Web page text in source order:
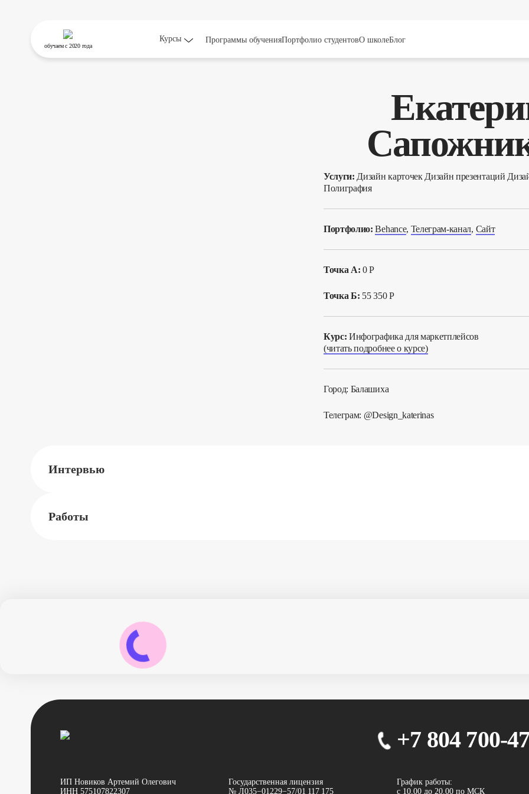
обучаемс 2020 года
Курсы Программы обученияПортфолио студентовО школеБлог
Услуги: Дизайн карточек Дизайн презентаций
Полиграфия
Портфолио:Behance, Телеграм-канал, Сайт
Точка А:0 Р
Точка Б: 55 350 Р
Курс:Инфографика для маркетплейсов
(читать подробнее о курсе)
Город: Балашиха
Телеграм: @Design_katerinas
Интервью
Работы
+7 804 700-
ИП Новиков Артемий Олегович
ИНН 575107822307
Государственная лицензия
№ Л035−01229−57/01 117 175
График работы:
с 10.00 до 20.00 по МСК